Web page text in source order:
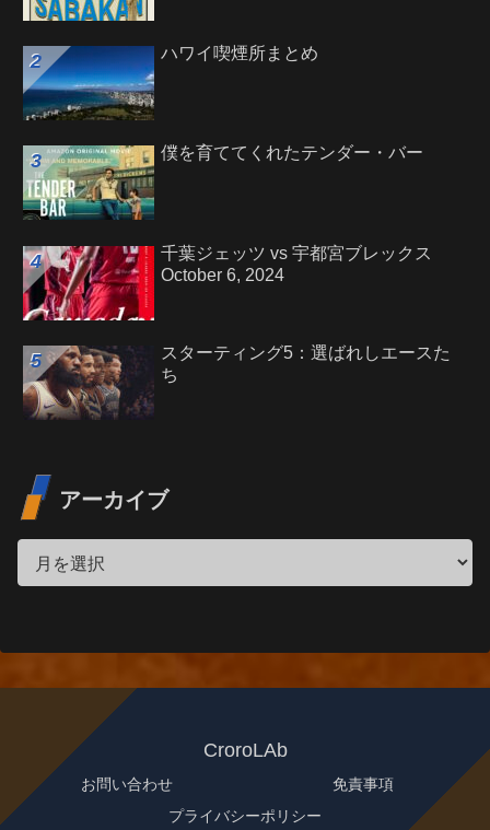
ハワイ喫煙所まとめ
僕を育ててくれたテンダー・バー
千葉ジェッツ vs 宇都宮ブレックス
October 6, 2024
スターティング5：選ばれしエースた
ち
アーカイブ
CroroLAb
お問い合わせ
免責事項
プライバシーポリシー